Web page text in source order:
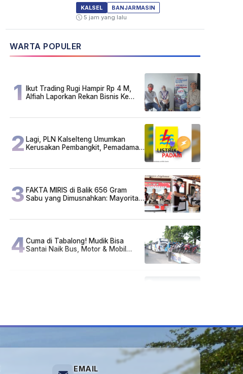
KALSEL
BANJARMASIN
5 jam yang lalu
WARTA POPULER
1 Ikut Trading Rugi Hampir Rp 4 M,
Alfiah Laporkan Rekan Bisnis Ke
2 Lagi, PLN Kalselteng Umumkan
Kerusakan Pembangkit, Pemadaman
3 FAKTA MIRIS di Balik 656 Gram
Sabu yang Dimusnahkan: Mayoritas
4Cuma di Tabalong! Mudik Bisa
Santai Naik Bus, Motor & Mobil
EMAIL